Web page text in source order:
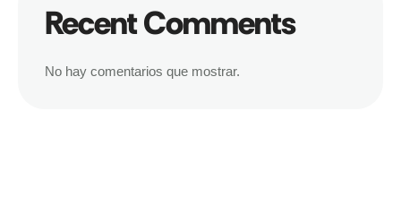
Recent Comments
No hay comentarios que mostrar.